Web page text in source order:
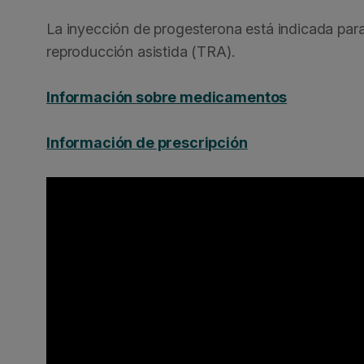
La inyección de progesterona está indicada
reproducción asistida (TRA).
Información sobre medicamentos
Información de prescripción